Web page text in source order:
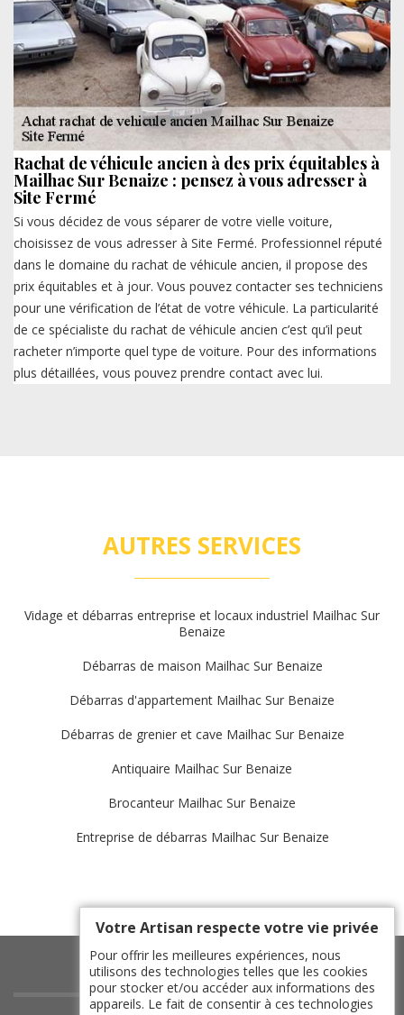
Rachat de véhicule ancien à des prix équitables à
Mailhac Sur Benaize : pensez à vous adresser à
Site Fermé
Si vous décidez de vous séparer de votre vielle voiture,
choisissez de vous adresser à Site Fermé. Professionnel réputé
dans le domaine du rachat de véhicule ancien, il propose des
prix équitables et à jour. Vous pouvez contacter ses techniciens
pour une vérification de l’état de votre véhicule. La particularité
de ce spécialiste du rachat de véhicule ancien c’est qu’il peut
racheter n’importe quel type de voiture. Pour des informations
plus détaillées, vous pouvez prendre contact avec lui.
AUTRES SERVICES
Vidage et débarras entreprise et locaux industriel Mailhac Sur
Benaize
Débarras de maison Mailhac Sur Benaize
Débarras d'appartement Mailhac Sur Benaize
Débarras de grenier et cave Mailhac Sur Benaize
Antiquaire Mailhac Sur Benaize
Brocanteur Mailhac Sur Benaize
Entreprise de débarras Mailhac Sur Benaize
Votre Artisan respecte votre vie privée
Pour offrir les meilleures expériences, nous
utilisons des technologies telles que les cookies
pour stocker et/ou accéder aux informations des
appareils. Le fait de consentir à ces technologies